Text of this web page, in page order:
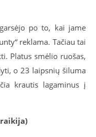
po to, kai jame
reklama. Tačiau tai
Platus smėlio ruošas,
o 23 laipsnių šiluma
krautis lagaminus į